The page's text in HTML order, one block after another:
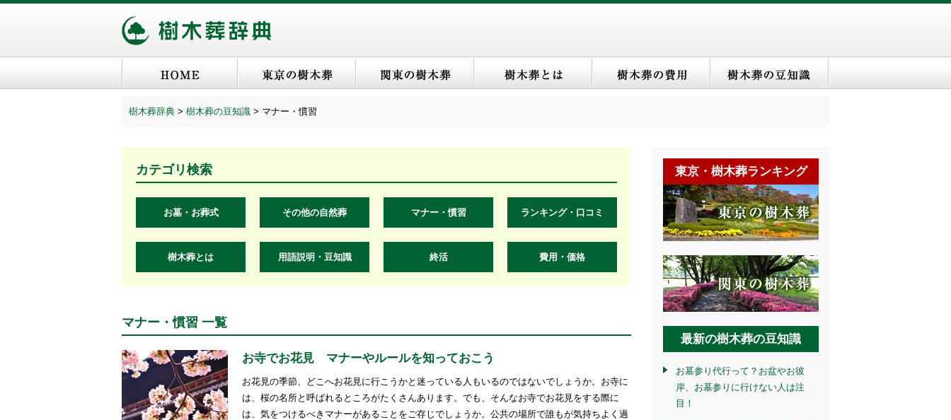
樹木葬辞典 > 樹木葬の豆知識 > マナー・慣習
カテゴリ検索
お墓・お葬式 その他の自然葬 マナー・慣習 ランキング・口コミ
樹木葬とは 用語説明・豆知識 終活 費用・価格
マナー・慣習 一覧
お寺でお花見 マナーやルールを知っておこう
お花見の季節、どこへお花見に行こうかと迷っている人もいるのではないでしょうか。お寺に
は、桜の名所と呼ばれるところがたくさんあります。でも、そんなお寺でお花見をする際に
は、気をつけるべきマナーがあることをご存じでしょうか。公共の場所で誰もが気持ちよく過
東京・樹木葬ランキング
最新の樹木葬の豆知識
お墓参り代行って？お盆やお彼
岸、お墓参りに行けない人は注
目！